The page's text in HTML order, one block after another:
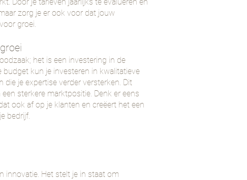
Door je tarieven jaarlijks te evalueren en
zorg je er ook voor dat jouw
groei.
het is een investering in de
kun je investeren in kwalitatieve
je expertise verder versterken. Dit
sterkere marktpositie. Denk er eens
ook af op je klanten en creëert het een
bedrijf.
innovatie. Het stelt je in staat om